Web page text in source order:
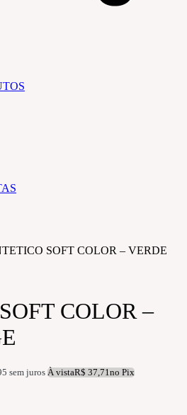
SOFT COLOR – VERDE
COLOR –
sem juros À vistaR$ 37,71no Pix